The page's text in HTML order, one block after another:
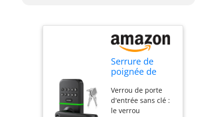
touche :
personnalisez le
verrouillage
automatique de 5
à 99 secondes avec
notre serrure de
porte à clavier avec
poignée. Activez le
verrouillage à une
Serrure de
poignée de
intelligente
avec clavier :
bouton
Verrou de porte
d'entrée sans clé :
le verrou